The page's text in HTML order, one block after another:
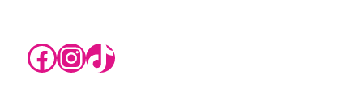
https://www.instagram.com/rikas.blog/ InstagramTikTok